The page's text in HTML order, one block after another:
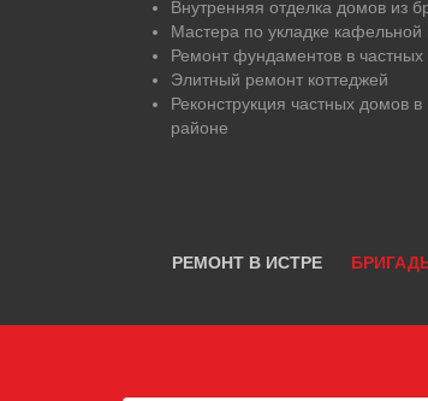
Внутренняя отделка домов из
Мастера по укладке кафельной
Ремонт фундаментов в
Элитный ремонт коттеджей
Реконструкция частных домов
районе
РЕМОНТ В ИСТРЕ